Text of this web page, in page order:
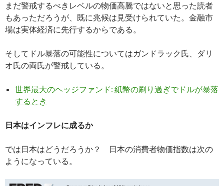
まだ警戒するべきレベルの物価高騰ではないと思った読者
もあっただろうが、既に兆候は見受けられていた。金融市
場は実体経済に先行するからである。
そしてドル暴落の可能性についてはガンドラック氏、ダリ
オ氏の両氏が警戒している。
世界最大のヘッジファンド: 紙幣の刷り過ぎでドルが暴落
するとき
日本はインフレに成るか
では日本はどうだろうか？ 日本の消費者物価指数は次の
ようになっている。